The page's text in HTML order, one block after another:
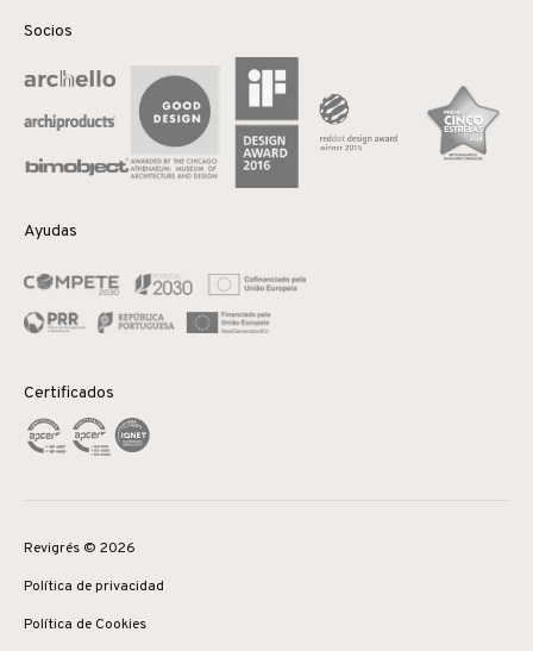
Socios
Ayudas
Certificados
Revigrés © 2026
Política de privacidad
Política de Cookies